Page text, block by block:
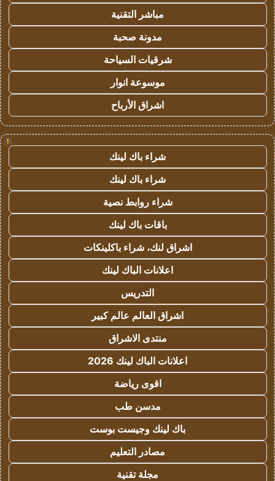
مباشر التقنية
مدونة صحبة
شرقيات السياحة
موسوعة انوار
اشراق الأرباح
!
شراء باك لينك
شراء باك لينك
شراء روابط نصية
باقات باك لينك
اشراق لنك، شراء باكلينكات
اعلانات الباك لينك
التدريس
اشراق العالم عالم كبير
منتدى الاشراق
اعلانات الباك لينك 2026
اقوى رياضة
مدسن طب
باك لينك وجيست بوست
مصادر التعليم
مجلة تقنية